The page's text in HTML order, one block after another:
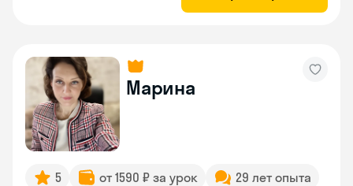
Марина
5 от 1590 ₽ за урок
29 лет опыта